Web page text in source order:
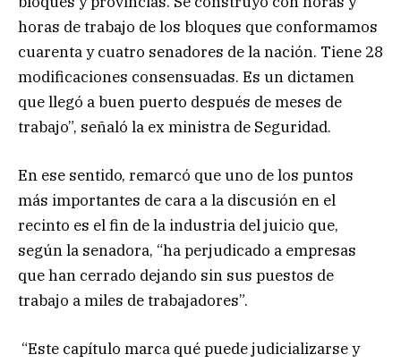
horas de trabajo de los bloques que conformamos
cuarenta y cuatro senadores de la nación. Tiene 28
modificaciones consensuadas. Es un dictamen
que llegó a buen puerto después de meses de
trabajo”, señaló la ex ministra de Seguridad.
En ese sentido, remarcó que uno de los puntos
más importantes de cara a la discusión en el
recinto es el fin de la industria del juicio que,
según la senadora, “ha perjudicado a empresas
que han cerrado dejando sin sus puestos de
trabajo a miles de trabajadores”.
“Este capítulo marca qué puede judicializarse y